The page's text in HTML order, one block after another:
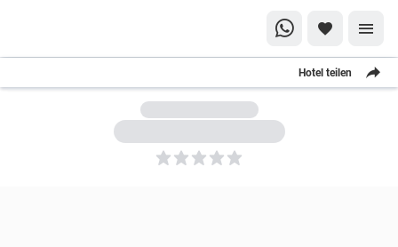
Hotel teilen
5